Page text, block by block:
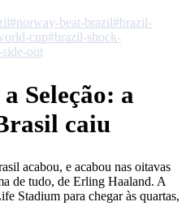
#norway-beat-brazil#brazil-
cup#brazil-shock-
side-out
Seleção: a
caiu
acabou, e acabou nas oitavas
de tudo, de Erling Haaland. A
Stadium para chegar às quartas,